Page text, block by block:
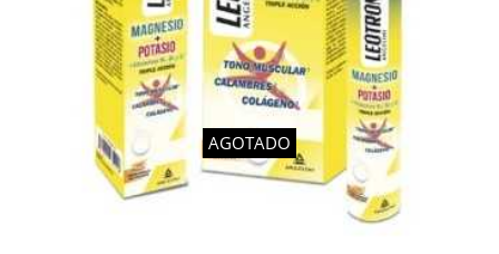
AGOTADO